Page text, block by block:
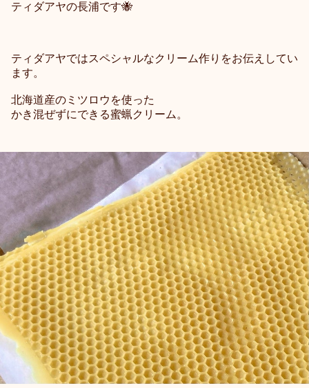
ティダアヤの長浦です🐝
ティダアヤではスペシャルなクリーム作りをお伝えしてい
ます。
北海道産のミツロウを使った
かき混ぜずにできる蜜蝋クリーム。